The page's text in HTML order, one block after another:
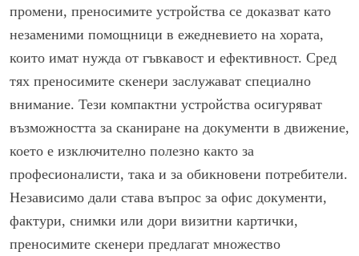
промени, преносимите устройства се доказват като
незаменими помощници в ежедневието на хората,
които имат нужда от гъвкавост и ефективност. Сред
тях преносимите скенери заслужават специално
внимание. Тези компактни устройства осигуряват
възможността за сканиране на документи в движение,
което е изключително полезно както за
професионалисти, така и за обикновени потребители.
Независимо дали става въпрос за офис документи,
фактури, снимки или дори визитни картички,
преносимите скенери предлагат множество